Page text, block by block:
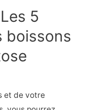
5
boissons
et de votre